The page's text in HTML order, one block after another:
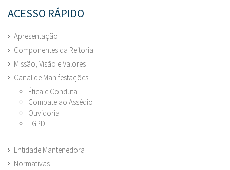
ACESSO RÁPIDO
Apresentação
Componentes da Reitoria
Missão, Visão e Valores
Canal de Manifestações
Ética e Conduta
Combate ao Assédio
Ouvidoria
LGPD
Entidade Mantenedora
Normativas